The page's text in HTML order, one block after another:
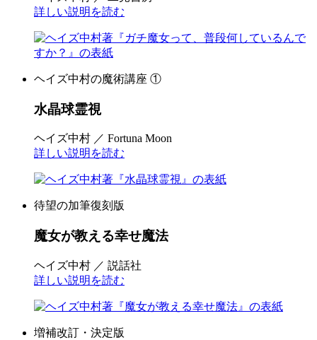
詳しい説明を読む
ヘイズ中村の魔術講座 ①
水晶球霊視
ヘイズ中村 ／ Fortuna Moon
詳しい説明を読む
待望の加筆復刻版
魔女が教える幸せ魔法
ヘイズ中村 ／ 説話社
詳しい説明を読む
増補改訂・決定版